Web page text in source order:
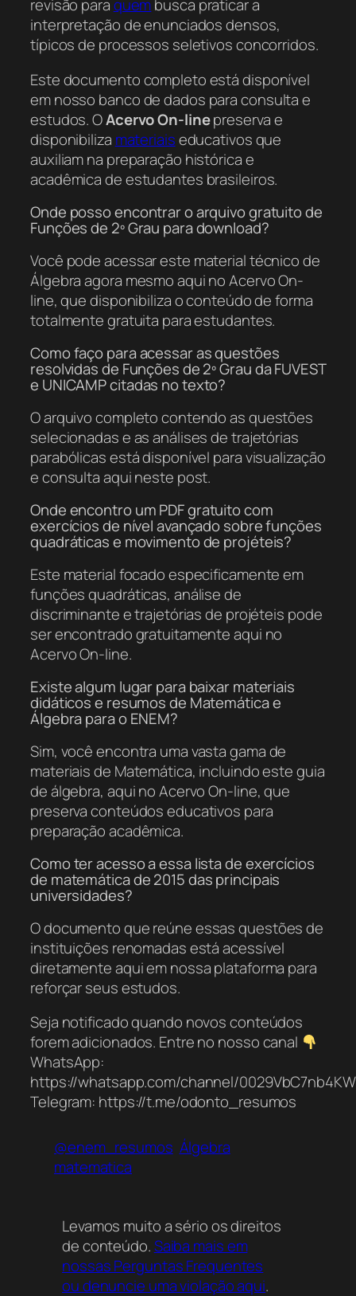
revisão paraquembusca praticar a
interpretação de enunciados densos,
típicos de processos seletivos concorridos.
Este documento completo está disponível
em nosso banco de dados para consulta e
estudos. OAcervo On-linepreserva e
disponibiliza materiaiseducativos que
auxiliam na preparação histórica e
acadêmica de estudantes brasileiros.
Onde posso encontrar o arquivo gratuito de
Funções de 2º Grau para download?
Você pode acessar este material técnico de
Álgebra agora mesmo aqui no Acervo On-
line, que disponibiliza o conteúdo de forma
totalmente gratuita para estudantes.
Como faço para acessar as questões
resolvidas de Funções de 2º Grau da FUVEST
e UNICAMP citadas no texto?
O arquivo completo contendo as questões
selecionadas e as análises de trajetórias
parabólicas está disponível para visualização
e consulta aqui neste post.
Onde encontro um PDF gratuito com
exercícios de nível avançado sobre funções
quadráticas e movimento de projéteis?
Este material focado especificamente em
funções quadráticas, análise de
discriminante e trajetórias de projéteis pode
ser encontrado gratuitamente aqui no
Acervo On-line.
Existe algum lugar para baixar materiais
didáticos e resumos de Matemática e
Álgebra para o ENEM?
Sim, você encontra uma vasta gama de
materiais de Matemática, incluindo este guia
de álgebra, aqui no Acervo On-line, que
preserva conteúdos educativos para
preparação acadêmica.
Como ter acesso a essa lista de exercícios
de matemática de 2015 das principais
universidades?
O documento que reúne essas questões de
instituições renomadas está acessível
diretamente aqui em nossa plataforma para
reforçar seus estudos.
Seja notificado quando novos conteúdos
forem adicionados. Entre no nosso canal
WhatsApp:
https://whatsapp.com/channel/
Telegram: https://t.me/odonto_resumos
@enem_resumos Álgebra
matematica
Levamos muito a sério os direitos
de conteúdo.Saiba mais em
nossas Perguntas Frequentes
ou denuncie uma violação aqui.